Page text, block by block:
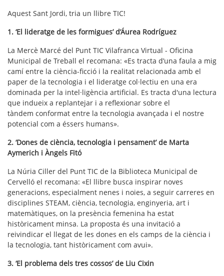
Aquest Sant Jordi, tria un llibre TIC!
1. ‘El lideratge de les formigues’ d’Áurea Rodríguez
La Mercè Marcé del Punt TIC Vilafranca Virtual - Oficina
Municipal de Treball el recomana: «Es tracta d’una faula a mig
camí entre la ciència-ficció i la realitat relacionada amb el
paper de la tecnologia i el lideratge col·lectiu en una era
dominada per la intel·ligència artificial. Es tracta d'una lectura
que indueix a replantejar i a reflexionar sobre el
tàndem conformat entre la tecnologia avançada i el nostre
potencial com a éssers humans».
2. ‘Dones de ciència, tecnologia i pensament’ de Marta
Aymerich i Àngels Fitó
La Núria Ciller del Punt TIC de la Biblioteca Municipal de
Cervelló el recomana: «El llibre busca inspirar noves
generacions, especialment nenes i noies, a seguir carreres en
disciplines STEAM, ciència, tecnologia, enginyeria, art i
matemàtiques, on la presència femenina ha estat
històricament minsa. La proposta és una invitació a
reivindicar el llegat de les dones en els camps de la ciència i
la tecnologia, tant històricament com avui».
3. ‘El problema dels tres cossos’ de Liu Cixin